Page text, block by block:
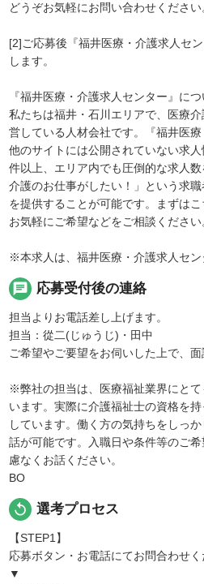
どうぞお気軽にお問い合わせください
[2]ご応募後『福井医療・介護求人セ
します。
『福井医療・介護求人センター』につ
私たちは福井・石川エリアで、医療
営している人材会社です。『福井医療
他のサイトには公開されていない求
件以上、エリア内でも圧倒的な求人
介護のお仕事がしたい！」という求
を提供することが可能です。まずはこ
お気軽にご希望などをご相談ください
※本求人は、福井医療・介護求人セン
chat 応募受付後の連絡
担当よりお電話差し上げます。
担当：從二(じゅうじ)・田中
ご希望やご要望をお伺いした上で、
※弊社の担当は、医療福祉業界にと
います。実際に介護福祉士の資格を
しています。働く方の気持ちをしっ
話が可能です。入職日や条件等のご
慮なくお話ください。
BO
replay 選考プロセス
【STEP1】
応募ボタン・お電話にてお問合わせく
▼